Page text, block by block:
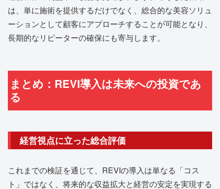
は、単に施術を提供するだけでなく、総合的な美容ソリュ
ーションとして顧客にアプローチすることが可能となり、
長期的なリピーターの確保にも寄与します。
まとめ：REVI導入は未来への投資であ
る
経営視点に立った総合評価
これまでの検証を通じて、REVIの導入は単なる「コス
ト」ではなく、将来的な収益拡大と経営の安定を実現する